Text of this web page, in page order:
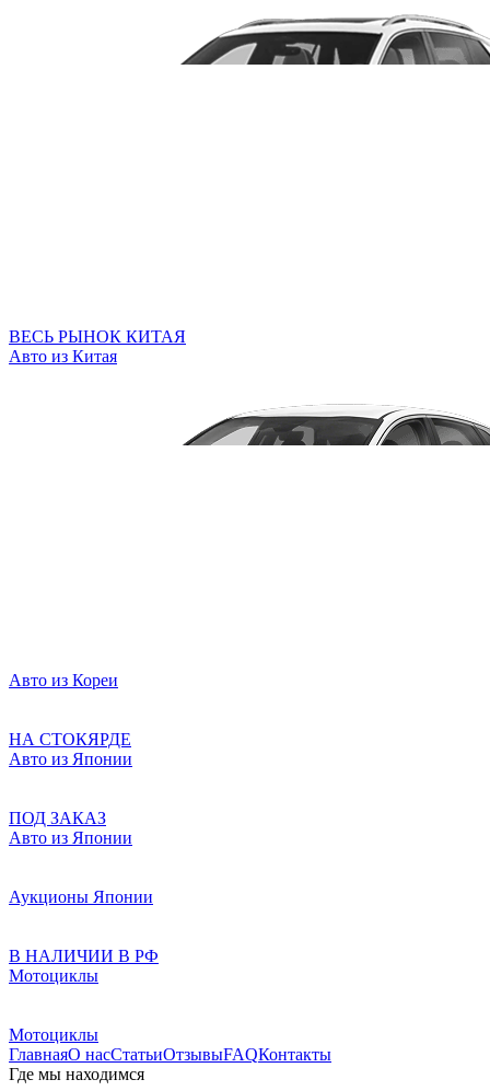
ВЕСЬ РЫНОК КИТАЯ
Авто из Китая
Авто из Кореи
НА СТОКЯРДЕ
Авто из Японии
ПОД ЗАКАЗ
Авто из Японии
Аукционы Японии
В НАЛИЧИИ В РФ
Мотоциклы
Мотоциклы
ГлавнаяО насСтатьиОтзывыFAQКонтакты
Где мы находимся